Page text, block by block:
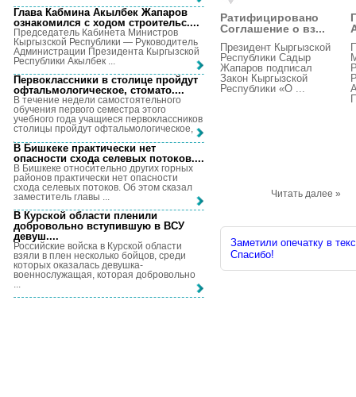
Ратифицировано
Соглашение о вз...
Президент Кыргызской
Республики Садыр
Жапаров подписал
Закон Кыргызской
Республики «О ...
Читать далее »
Заметили опечатку в
Спасибо!
Глава Кабмина Акылбек Жапаров
ознакомился с ходом строительс....
Председатель Кабинета Министров
Кыргызской Республики — Руководитель
Администрации Президента Кыргызской
Республики Акылбек ...
Первоклассники в столице пройдут
офтальмологическое, стомато....
В течение недели самостоятельного
обучения первого семестра этого
учебного года учащиеся первоклассников
столицы пройдут офтальмологическое, ...
В Бишкеке практически нет
опасности схода селевых потоков....
В Бишкеке относительно других горных
районов практически нет опасности
схода селевых потоков. Об этом сказал
заместитель главы ...
В Курской области пленили
добровольно вступившую в ВСУ
девуш....
Российские войска в Курской области
взяли в плен несколько бойцов, среди
которых оказалась девушка-
военнослужащая, которая добровольно
...